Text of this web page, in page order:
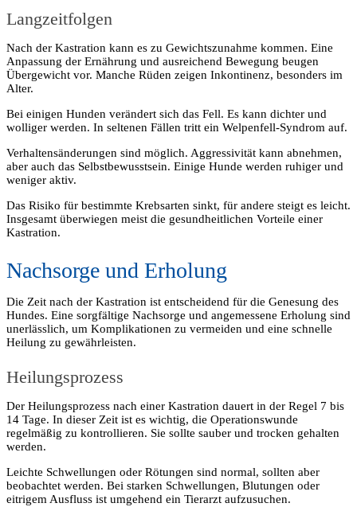
Langzeitfolgen
Nach der Kastration kann es zu Gewichtszunahme kommen. Eine
Anpassung der Ernährung und ausreichend Bewegung beugen
Übergewicht vor. Manche Rüden zeigen Inkontinenz, besonders im
Alter.
Bei einigen Hunden verändert sich das Fell. Es kann dichter und
wolliger werden. In seltenen Fällen tritt ein Welpenfell-Syndrom auf.
Verhaltensänderungen sind möglich. Aggressivität kann abnehmen,
aber auch das Selbstbewusstsein. Einige Hunde werden ruhiger und
weniger aktiv.
Das Risiko für bestimmte Krebsarten sinkt, für andere steigt es leicht.
Insgesamt überwiegen meist die gesundheitlichen Vorteile einer
Kastration.
Nachsorge und Erholung
Die Zeit nach der Kastration ist entscheidend für die Genesung des
Hundes. Eine sorgfältige Nachsorge und angemessene Erholung sind
unerlässlich, um Komplikationen zu vermeiden und eine schnelle
Heilung zu gewährleisten.
Heilungsprozess
Der Heilungsprozess nach einer Kastration dauert in der Regel 7 bis
14 Tage. In dieser Zeit ist es wichtig, die Operationswunde
regelmäßig zu kontrollieren. Sie sollte sauber und trocken gehalten
werden.
Leichte Schwellungen oder Rötungen sind normal, sollten aber
beobachtet werden. Bei starken Schwellungen, Blutungen oder
eitrigem Ausfluss ist umgehend ein Tierarzt aufzusuchen.